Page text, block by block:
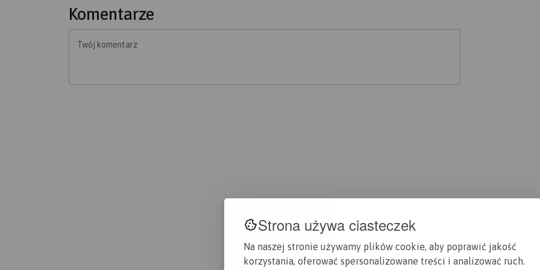
Strona używa ciasteczek
Na naszej stronie używamy plików cookie, aby poprawić jakość
korzystania, oferować spersonalizowane treści i analizować ruch.
Komentarze
Twój komentarz